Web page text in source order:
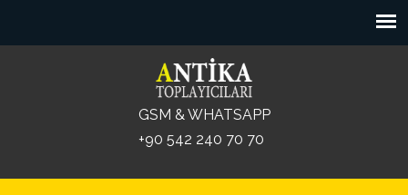
GSM & WHATSAPP
+90 542 240 70 70